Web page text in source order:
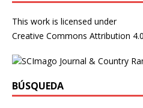
This work is licensed under
Creative Commons Attribution
BÚSQUEDA